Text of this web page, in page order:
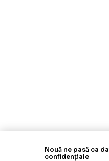
Nouă ne pasă ca
confidențiale